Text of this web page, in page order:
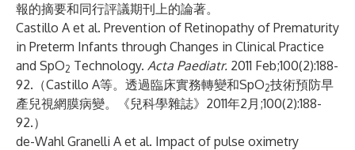
報的摘要和同行評議期刊上的論著。
Castillo A et al. Prevention of Retinopathy of Prematurity
in Preterm Infants through Changes in Clinical Practice
and SpO2 Technology. Acta Paediatr. 2011 Feb;100(2):188-
92.（Castillo A等。透過臨床實務轉變和SpO2技術預防早
產兒視網膜病變。《兒科學雜誌》2011年2月;100(2):188-
92.）
de-Wahl Granelli A et al. Impact of pulse oximetry